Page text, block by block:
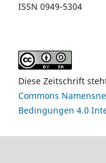
ISSN 0949-5304
Diese Zeitschrift
Commons
Bedingungen 4.0